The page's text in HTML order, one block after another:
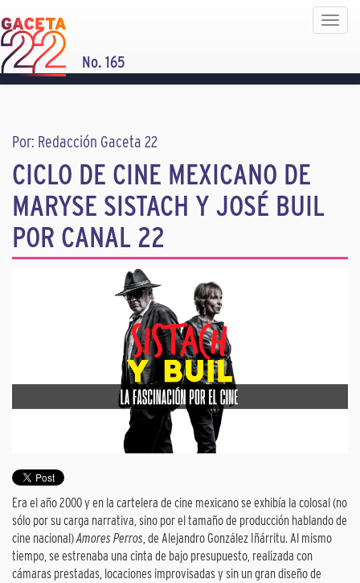
Toggle
No. 165
Por: Redacción Gaceta 22
CICLO DE CINE MEXICANO DE
MARYSE SISTACH Y JOSÉ BUIL
POR CANAL 22
Era el año 2000 y en la cartelera de cine mexicano se exhibía la colosal (no
sólo por su carga narrativa, sino por el tamaño de producción hablando de
cine nacional)Amores Perros, de Alejandro González Iñárritu. Al mismo
tiempo, se estrenaba una cinta de bajo presupuesto, realizada con
cámaras prestadas, locaciones improvisadas y sin un gran diseño de